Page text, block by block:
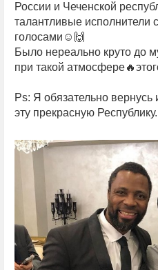
России и Чеченской
талантливые исполнители
голосами☺🙌
Было нереально круто до
при такой
Ps: Я обязательно вернусь
эту прекрасную